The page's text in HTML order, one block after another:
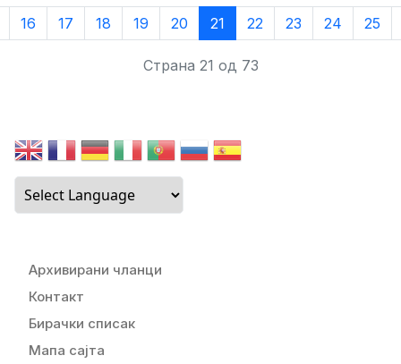
16 17 18 19 20 21 22 23 24 25
Страна 21 од 73
Архивирани чланци
Контакт
Бирачки списак
Мапа сајта